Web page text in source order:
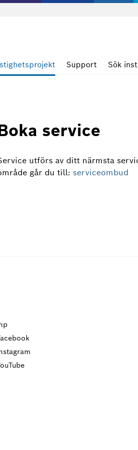
Support Sök
service
utförs av ditt närmsta
går du till: serviceombud